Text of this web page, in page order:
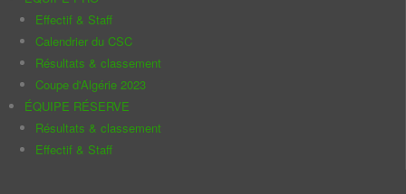
Effectif & Staff
Calendrier du CSC
Résultats & classement
Coupe d'Algérie 2023
ÉQUIPE RÉSERVE
Résultats & classement
Effectif & Staff